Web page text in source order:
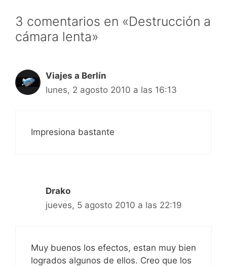
3 comentarios en «Destrucción a
cámara lenta»
Viajes a Berlín
lunes, 2 agosto 2010 a las 16:13
Impresiona bastante
Drako
jueves, 5 agosto 2010 a las 22:19
Muy buenos los efectos, estan muy bien
logrados algunos de ellos. Creo que los